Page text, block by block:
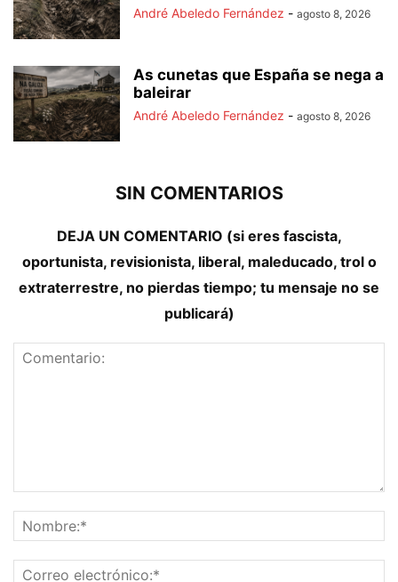
André Abeledo Fernández - agosto 8, 2026
As cunetas que España se nega a
baleirar
André Abeledo Fernández - agosto 8, 2026
SIN COMENTARIOS
DEJA UN COMENTARIO (si eres fascista,
oportunista, revisionista, liberal, maleducado, trol o
extraterrestre, no pierdas tiempo; tu mensaje no se
publicará)